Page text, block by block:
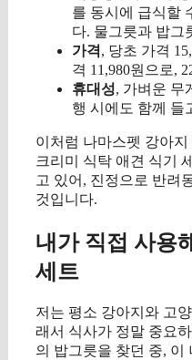
를 동시에 급식할
다. 물그릇과 밥그
가격 , 당초 가격
격 11,980원으로,
휴대성, 가벼운 무
행 시에도 함께 들
이처럼 나마스펫 강아
크리미 식탁 애견 식기
고 있어, 진정으로 반려
것입니다.
내가 직접 사용
세트
저는 평소 강아지와 고
래서 식사가 정말 중요
의 밥그릇을 찾던 중, 이